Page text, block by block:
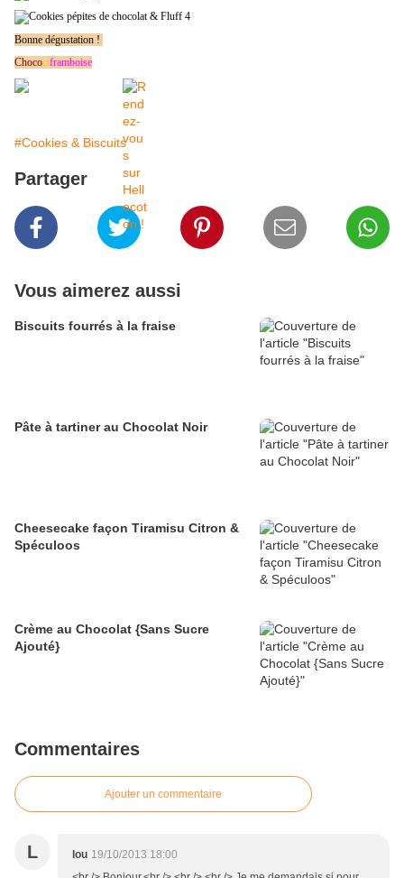
Bonne dégustation !
Chocociframboise
#Cookies & Biscuits
Partager
Vous aimerez aussi
Biscuits fourrés à la fraise
Pâte à tartiner au Chocolat Noir
Cheesecake façon Tiramisu Citron &
Spéculoos
Crème au Chocolat {Sans Sucre
Ajouté}
Commentaires
Ajouter un commentaire
L lou 19/10/2013 18:00